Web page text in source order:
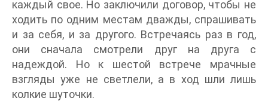
каждый свое. Но заключили договор, чтобы не
ходить по одним местам дважды, спрашивать
и за себя, и за другого. Встречаясь раз в год,
они сначала смотрели друг на друга с
надеждой. Но к шестой встрече мрачные
взгляды уже не светлели, а в ход шли лишь
колкие шуточки.